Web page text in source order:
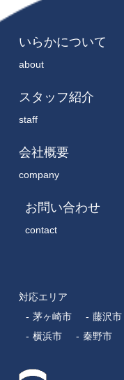
いらかについて
about
スタッフ紹介
staff
会社概要
company
お問い合わせ
contact
対応エリア
茅ヶ崎市
藤沢市
横浜市
秦野市